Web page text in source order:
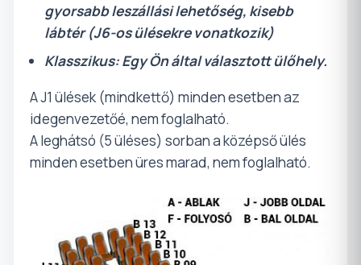
gyorsabb leszállási lehetőség, kisebb
lábtér (J6-os ülésekre vonatkozik)
Klasszikus: Egy Ön által választott ülőhely.
A J1 ülések (mindkettő) minden esetben az
idegenvezetőé, nem foglalható.
A leghátsó (5 üléses) sorban a középső ülés
minden esetben üres marad, nem foglalható.